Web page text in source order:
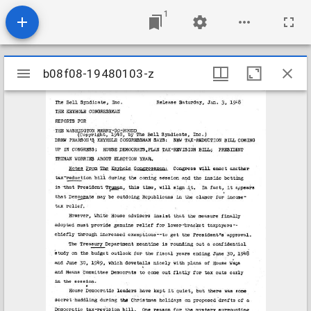
1
Mirador
viewer
b08f08-19480103-z
b08f08-19480103-z